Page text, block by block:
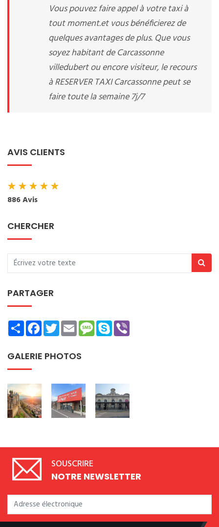
Vous pouvez faire appel à votre taxi à
tout moment.et vous bénéficierez de
quelques avantages de plus. Que vous
soyez habitant de Carcassonne
villedubert ou encore visiteur, le recours
à RESERVER TAXI Carcassonne peut se
faire toute la semaine 7j/7
AVIS CLIENTS
★★★★★
886 Avis
CHERCHER
PARTAGER
ShareFacebookTwitterEmailMessage
Skype
GALERIE PHOTOS
SOUSCRIRE
NOTRE NEWSLETTER